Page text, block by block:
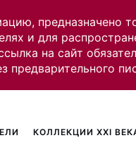
предназначено
и для
на сайт
КОЛЛЕКЦИИ XXI